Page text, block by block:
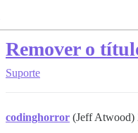
Remover o
Suporte
codinghorror (Jeff Atwood)